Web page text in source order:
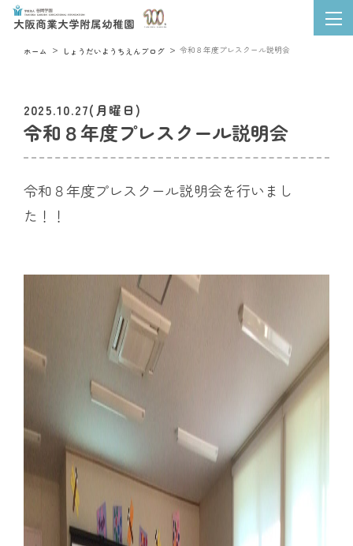
ホーム しょうだいようちえんブログ 令和８年度プレスクール説明会
2025.10.27(月曜日)
令和８年度プレスクール説明会
令和８年度プレスクール説明会を行いまし
た！！